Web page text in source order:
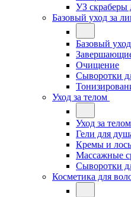
УЗ скраберы
Базовый уход за
Базовый
Очищение
Сыворотки
Уход за телом
Уход за телом
Гели для
Кремы и
Массажные
Сыворотки
Косметика для